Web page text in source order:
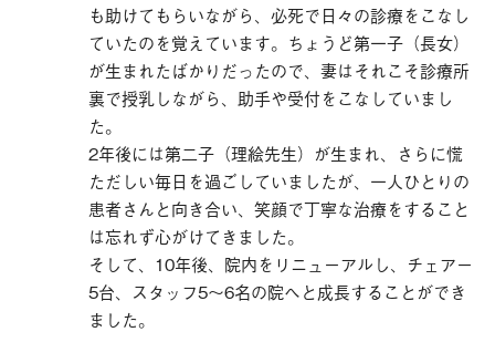
も助けてもらいながら、必死で日々の診療をこなし
ていたのを覚えています。ちょうど第一子（長女）
が生まれたばかりだったので、妻はそれこそ診療所
裏で授乳しながら、助手や受付をこなしていまし
た。
2年後には第二子（理絵先生）が生まれ、さらに慌
ただしい毎日を過ごしていましたが、一人ひとりの
患者さんと向き合い、笑顔で丁寧な治療をすること
は忘れず心がけてきました。
そして、10年後、院内をリニューアルし、チェアー
5台、スタッフ5〜6名の院へと成長することができ
ました。